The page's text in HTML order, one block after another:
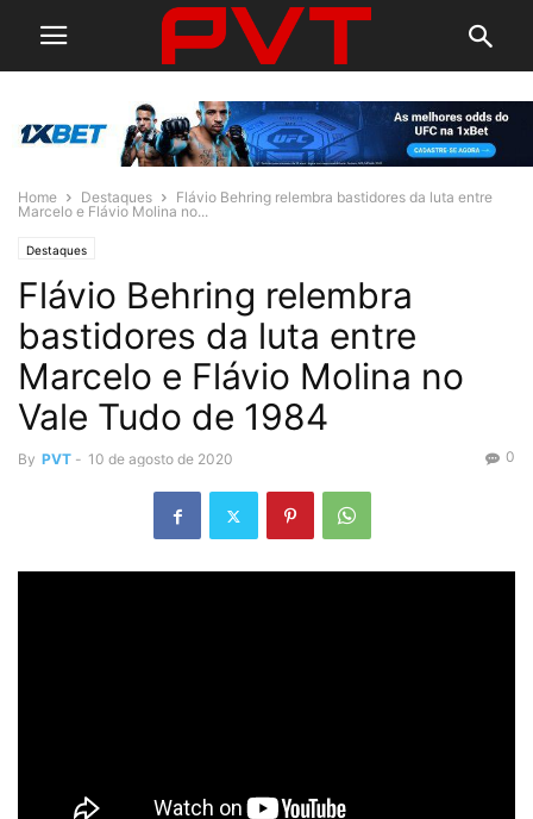
Home Destaques
Flávio Behring relembra bastidores da luta entre
Marcelo e Flávio Molina no...
Destaques
Flávio Behring relembra
bastidores da luta entre
Marcelo e Flávio Molina no
Vale Tudo de 1984
By PVT - 10 de agosto de 2020 0